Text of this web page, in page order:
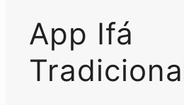
App Ifá